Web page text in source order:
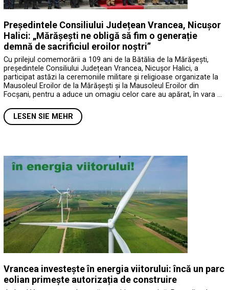
Președintele Consiliului Județean Vrancea, Nicușor
Halici: „Mărășești ne obligă să fim o generație
demnă de sacrificiul eroilor noștri”
Cu prilejul comemorării a 109 ani de la Bătălia de la Mărășești,
președintele Consiliului Județean Vrancea, Nicușor Halici, a
participat astăzi la ceremoniile militare și religioase organizate la
Mausoleul Eroilor de la Mărășești și la Mausoleul Eroilor din
Focșani, pentru a aduce un omagiu celor care au apărat, în vara …
LESEN SIE MEHR
Vrancea investește în energia viitorului: încă un parc
eolian primește autorizația de construire